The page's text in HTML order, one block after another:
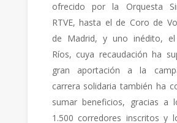
ofrecido por la Orquesta
RTVE, hasta el de Coro de
de Madrid, y uno inédito,
Ríos, cuya recaudación ha
gran aportación a la
carrera solidaria también ha
sumar beneficios, gracias a
1.500 corredores inscritos y